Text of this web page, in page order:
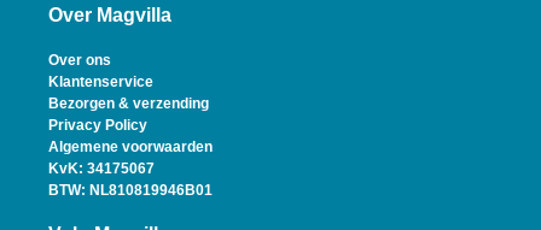
Over Magvilla
Over ons
Klantenservice
Bezorgen & verzending
Privacy Policy
Algemene voorwaarden
KvK: 34175067
BTW: NL810819946B01